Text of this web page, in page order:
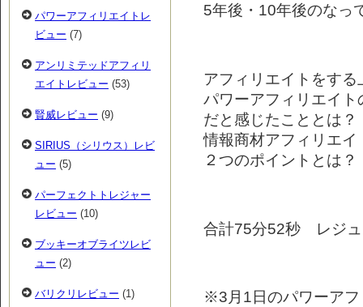
5年後・10年後のなっ
アフィリエイトをす
パワーアフィリエイ
だと感じたこととは？
情報商材アフィリエ
２つのポイントとは？
合計75分52秒 レジ
※3月1日のパワーアフ
パワーアフィリエイトレ
ビュー (7)
アンリミテッドアフィリ
エイトレビュー (53)
賢威レビュー (9)
SIRIUS（シリウス）レビ
ュー (5)
パーフェクトトレジャー
レビュー (10)
ブッキーオブライツレビ
ュー (2)
バリクリレビュー (1)